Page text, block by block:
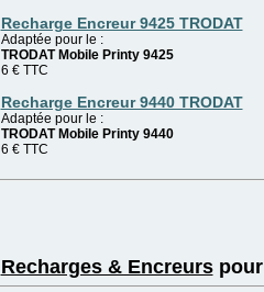
Recharge Encreur 9425 TRODAT
Adaptée pour le :
TRODAT Mobile Printy 9425
6 € TTC
Recharge Encreur 9440 TRODAT
Adaptée pour le :
TRODAT Mobile Printy 9440
6 € TTC
Recharges & Encreurspour